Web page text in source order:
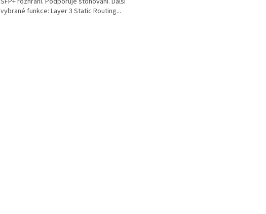
vybrané funkce: Layer 3 Static Routing...